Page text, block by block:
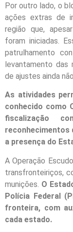
Por outro lado, o
ações extras de
região que,
foram iniciadas.
patrulhamento
levantamento das
de ajustes ainda
As atividades
conhecido como
fiscalização
reconhecimentos
a presença do
A Operação
transfronteiriços,
munições. O
Polícia Federal
fronteira, com
cada estado.